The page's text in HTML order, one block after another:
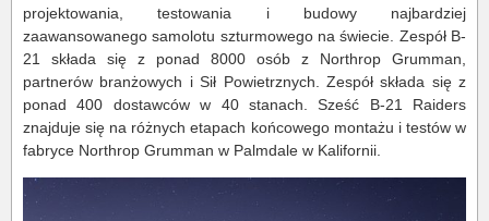
projektowania, testowania i budowy najbardziej
zaawansowanego samolotu szturmowego na świecie. Zespół B-
21 składa się z ponad 8000 osób z Northrop Grumman,
partnerów branżowych i Sił Powietrznych. Zespół składa się z
ponad 400 dostawców w 40 stanach. Sześć B-21 Raiders
znajduje się na różnych etapach końcowego montażu i testów w
fabryce Northrop Grumman w Palmdale w Kalifornii.